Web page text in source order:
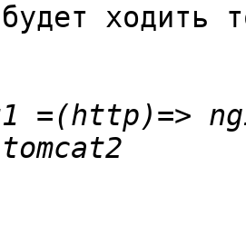
ходить
=(http)=>